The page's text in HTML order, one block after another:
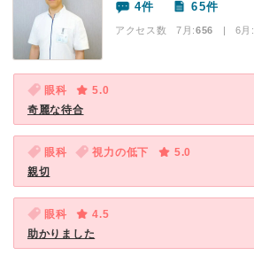
4件 65件
アクセス数 7月:656 | 6月:
眼科
5.0
奇麗な待合
眼科 視力の低下
5.0
親切
眼科
4.5
助かりました